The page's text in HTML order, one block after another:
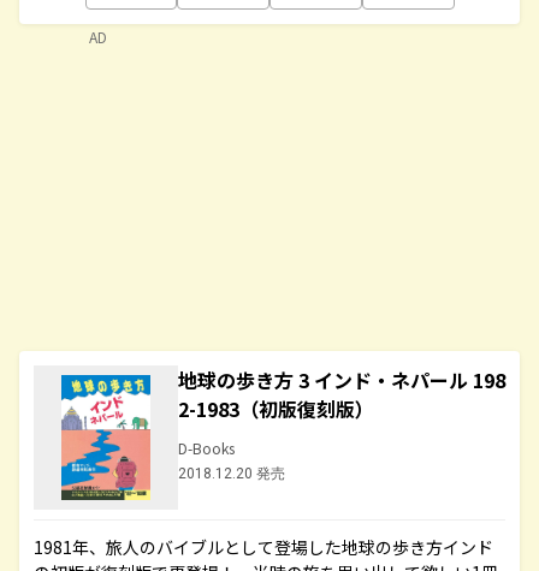
地球の歩き方 3 インド・ネパール 198
2-1983（初版復刻版）
D-Books
2018.12.20 発売
1981年、旅人のバイブルとして登場した地球の歩き方インド
AD